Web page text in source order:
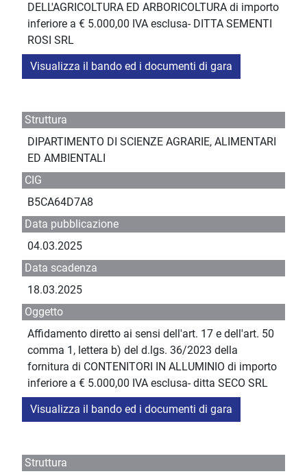
DELL'AGRICOLTURA ED ARBORICOLTURA di importo
inferiore a € 5.000,00 IVA esclusa- DITTA SEMENTI
ROSI SRL
Visualizza il bando ed i documenti di gara
Struttura
DIPARTIMENTO DI SCIENZE AGRARIE, ALIMENTARI
ED AMBIENTALI
CIG
B5CA64D7A8
Data pubblicazione
04.03.2025
Data scadenza
18.03.2025
Oggetto
Affidamento diretto ai sensi dell'art. 17 e dell'art. 50
comma 1, lettera b) del d.lgs. 36/2023 della
fornitura di CONTENITORI IN ALLUMINIO di importo
inferiore a € 5.000,00 IVA esclusa- ditta SECO SRL
Visualizza il bando ed i documenti di gara
Struttura